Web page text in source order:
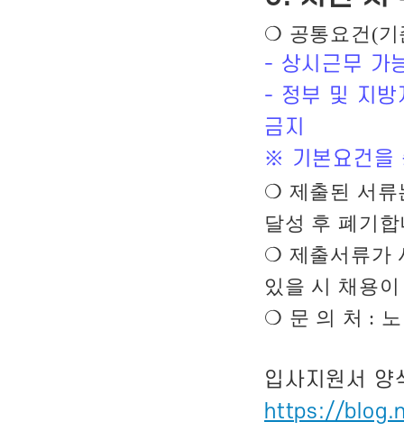
❍ 공통요건 (
- 상시근무 가
- 정부 및 지
금지
※ 기본요건
❍ 제출된 서
달성 후 폐기
❍ 제출서류가
있을 시 채용
❍ 문 의 처 :
입사지원서 양
https://